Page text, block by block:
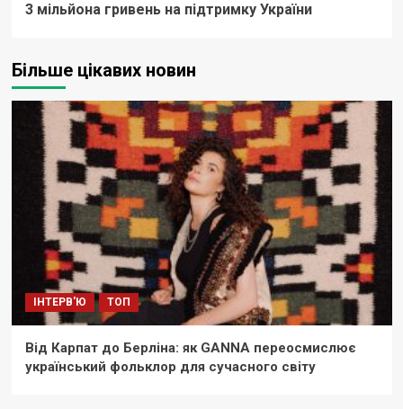
3 мільйона гривень на підтримку України
Більше цікавих новин
ІНТЕРВ'Ю ТОП
Від Карпат до Берліна: як GANNA переосмислює
український фольклор для сучасного світу